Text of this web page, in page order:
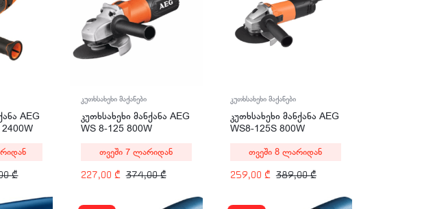
AEG
₾
კუთხსახეხი მაქანები
კუთხსახეხი მანქანა AEG
WS 8-125 800W
374,00₾
227,00 ₾
თვეში 7 ლარიდან
კუთხსახეხი მაქანები
კუთხსახეხი მანქანა AEG
WS8-125S 800W
389,00₾
259,00 ₾
თვეში 8 ლარიდან